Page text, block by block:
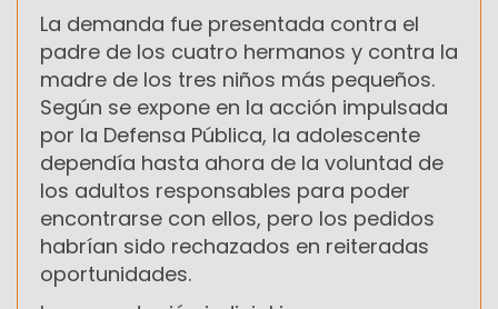
La demanda fue presentada contra el
padre de los cuatro hermanos y contra la
madre de los tres niños más pequeños.
Según se expone en la acción impulsada
por la Defensa Pública, la adolescente
dependía hasta ahora de la voluntad de
los adultos responsables para poder
encontrarse con ellos, pero los pedidos
habrían sido rechazados en reiteradas
oportunidades.